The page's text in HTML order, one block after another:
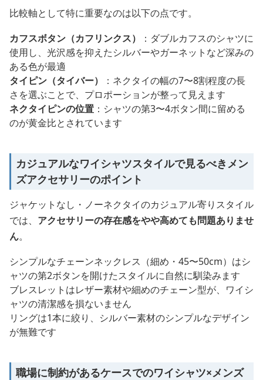
比較軸として特に重要なのは以下の点です。
カフスボタン（カフリンクス）
：ダブルカフスのシャツに
使用し、光沢感を抑えたシルバーやガーネットなど深みの
ある色が最適
タイピン（タイバー）
：ネクタイの幅の7〜8割程度の長
さを選ぶことで、プロポーションが整って見えます
ネクタイピンの位置 ：シャツの第3〜4ボタン間に留める
のが黄金比とされています
カジュアルなワイシャツスタイルで見るべきメン
ズアクセサリーのポイント
ジャケットなし・ノーネクタイのカジュアル寄りスタイル
では、 アクセサリーの存在感をやや高めても問題ありませ
ん。
シンプルなチェーンネックレス（細め・45〜50cm）はシ
ャツの第2ボタンを開けたスタイルに自然に馴染みます
ブレスレットはレザー素材や細めのチェーン型が、ワイシ
ャツの清潔感を損ないません
リングは1本に絞り、シルバー素材のシンプルなデザイン
が無難です
職場に制約があるケースでのワイシャツ×メンズ